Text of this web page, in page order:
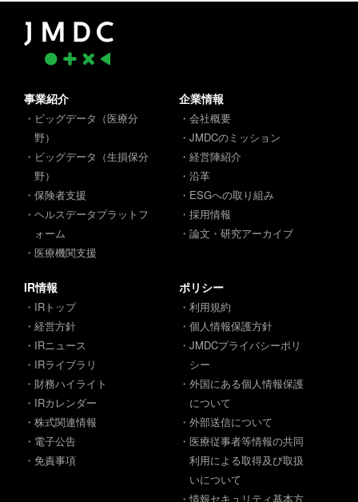
事業紹介
・ビッグデータ（医療分
野）
・ビッグデータ（生損保分
野）
・保険者支援
・ヘルスデータプラットフ
ォーム
・医療機関支援
企業情報
・会社概要
・JMDCのミッション
・経営陣紹介
・沿革
・ESGへの取り組み
・採用情報
・論文・研究アーカイブ
IR情報
・IRトップ
・経営方針
・IRニュース
・IRライブラリ
・財務ハイライト
・IRカレンダー
・株式関連情報
・電子公告
・免責事項
ポリシー
・利用規約
・個人情報保護方針
・JMDCプライバシーポリ
シー
・外国にある個人情報保護
について
・外部送信について
・医療従事者等情報の共同
利用による取得及び取扱
いについて
・情報セキュリティ基本方